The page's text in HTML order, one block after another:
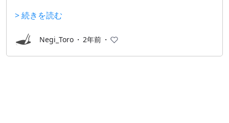
なんとPC版は今でも有志の鯖が立ちある程度の人口が
いる御長寿タイトル。
> 続きを読む
Negi_Toro ・ 2年前 ・